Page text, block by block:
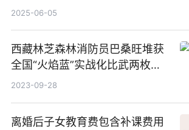
2025-06-05
西藏林芝森林消防员巴桑旺堆获
全国“火焰蓝”实战化比武两枚金
牌_天天百事通
2023-09-28
离婚后子女教育费包含补课费用